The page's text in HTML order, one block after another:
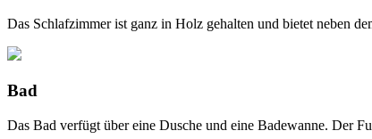
Das Schlafzimmer ist ganz in Holz gehalten und bietet neben
Bad
Das Bad verfügt über eine Dusche und eine Badewanne. Der